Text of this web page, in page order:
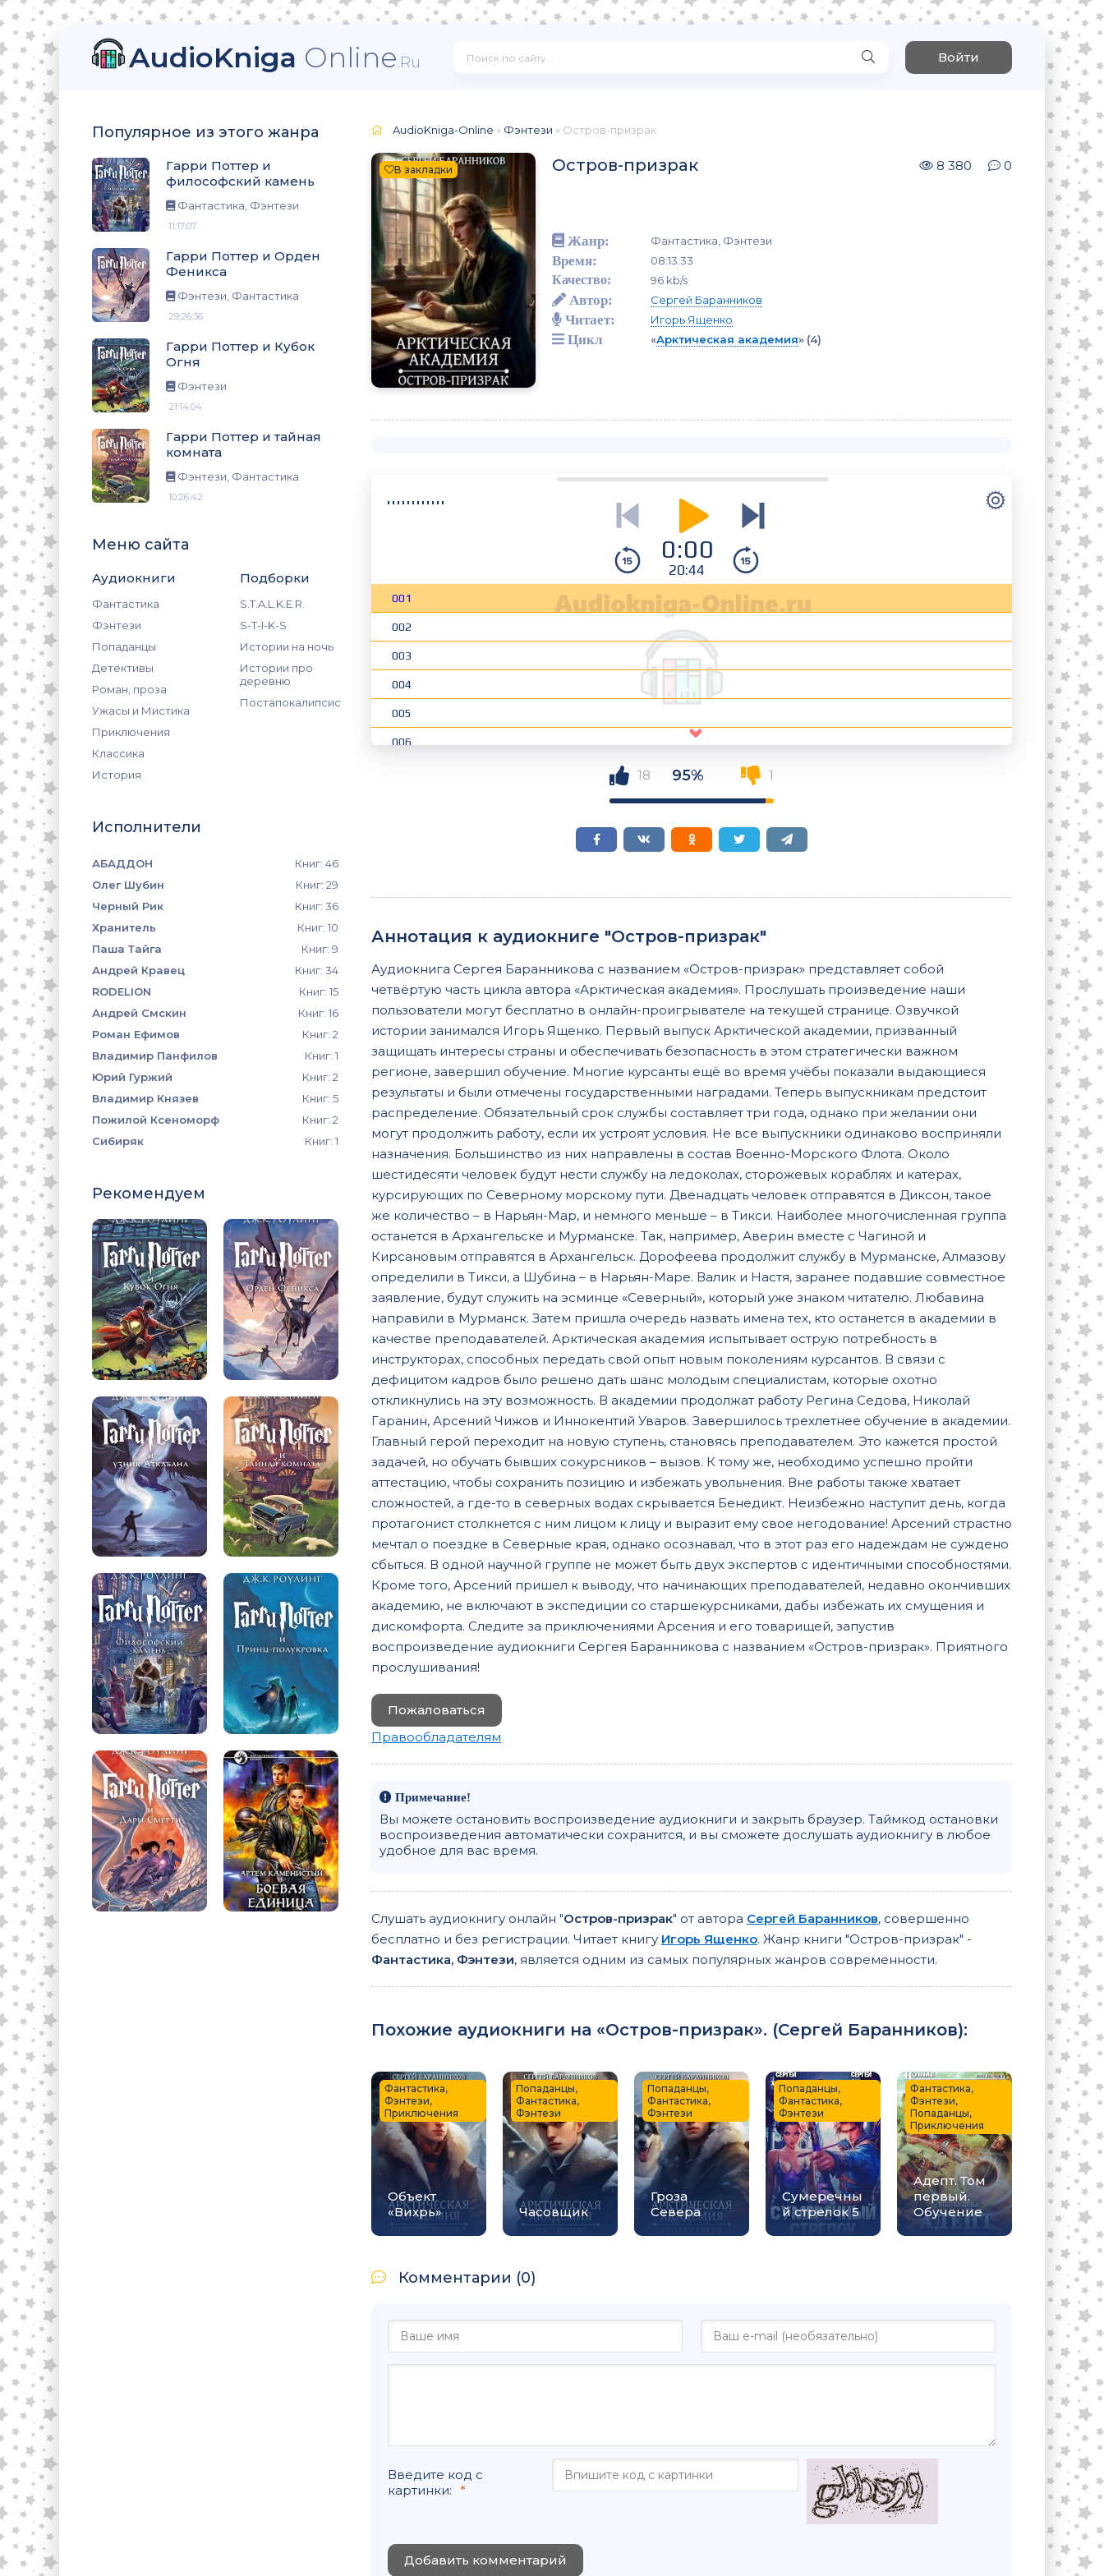
AudioKniga Online.Ru Войти
Популярное из этого жанра
Гарри Поттер и
философский камень
Фантастика, Фэнтези
11:17:07
Гарри Поттер и Орден
Феникса
Фэнтези, Фантастика
29:26:36
Гарри Поттер и Кубок
Огня
Фэнтези
21:14:04
Гарри Поттер и тайная
комната
Фэнтези, Фантастика
10:26:42
Меню сайта
Аудиокниги
Фантастика
Фэнтези
Попаданцы
Детективы
Роман, проза
Ужасы и Мистика
Приключения
Классика
История
Подборки
S.T.A.L.K.E.R.
S-T-I-K-S
Истории на ночь
Истории про
деревню
Постапокалипсис
Исполнители
АБАДДОН
Книг: 46
Олег Шубин
Книг: 29
Черный Рик
Книг: 36
Хранитель
Книг: 10
Паша Тайга
Книг: 9
Андрей Кравец
Книг: 34
RODELION
Книг: 15
Андрей Смскин
Книг: 16
Роман Ефимов
Книг: 2
Владимир Панфилов
Книг: 1
Юрий Гуржий
Книг: 2
Владимир Князев
Книг: 5
Пожилой Ксеноморф
Книг: 2
Сибиряк
Книг: 1
Рекомендуем
AudioKniga-Online » Фэнтези » Остров-призрак
В закладки Остров-призрак 8 380 0
Жанр: Фантастика, Фэнтези
Время:
08:13:33
Качество:
96 kb/s
Автор: Сергей Баранников
Читает: Игорь Ященко
Цикл «Арктическая академия» (4)
0:00
20:44
001
002
003
004
005
006
013
014
015
016
017
019
020
021
18 95% 1
Аннотация к аудиокниге "Остров-призрак"
Аудиокнига Сергея Баранникова с названием «Остров-призрак» представляет собой
четвёртую часть цикла автора «Арктическая академия». Прослушать произведение наши
пользователи могут бесплатно в онлайн-проигрывателе на текущей странице. Озвучкой
истории занимался Игорь Ященко. Первый выпуск Арктической академии, призванный
защищать интересы страны и обеспечивать безопасность в этом стратегически важном
регионе, завершил обучение. Многие курсанты ещё во время учёбы показали выдающиеся
результаты и были отмечены государственными наградами. Теперь выпускникам предстоит
распределение. Обязательный срок службы составляет три года, однако при желании они
могут продолжить работу, если их устроят условия. Не все выпускники одинаково восприняли
назначения. Большинство из них направлены в состав Военно-Морского Флота. Около
шестидесяти человек будут нести службу на ледоколах, сторожевых кораблях и катерах,
курсирующих по Северному морскому пути. Двенадцать человек отправятся в Диксон, такое
же количество – в Нарьян-Мар, и немного меньше – в Тикси. Наиболее многочисленная группа
останется в Архангельске и Мурманске. Так, например, Аверин вместе с Чагиной и
Кирсановым отправятся в Архангельск. Дорофеева продолжит службу в Мурманске, Алмазову
определили в Тикси, а Шубина – в Нарьян-Маре. Валик и Настя, заранее подавшие совместное
заявление, будут служить на эсминце «Северный», который уже знаком читателю. Любавина
направили в Мурманск. Затем пришла очередь назвать имена тех, кто останется в академии в
качестве преподавателей. Арктическая академия испытывает острую потребность в
инструкторах, способных передать свой опыт новым поколениям курсантов. В связи с
дефицитом кадров было решено дать шанс молодым специалистам, которые охотно
откликнулись на эту возможность. В академии продолжат работу Регина Седова, Николай
Гаранин, Арсений Чижов и Иннокентий Уваров. Завершилось трехлетнее обучение в академии.
Главный герой переходит на новую ступень, становясь преподавателем. Это кажется простой
задачей, но обучать бывших сокурсников – вызов. К тому же, необходимо успешно пройти
аттестацию, чтобы сохранить позицию и избежать увольнения. Вне работы также хватает
сложностей, а где-то в северных водах скрывается Бенедикт. Неизбежно наступит день, когда
протагонист столкнется с ним лицом к лицу и выразит ему свое негодование! Арсений страстно
мечтал о поездке в Северные края, однако осознавал, что в этот раз его надеждам не суждено
сбыться. В одной научной группе не может быть двух экспертов с идентичными способностями.
Кроме того, Арсений пришел к выводу, что начинающих преподавателей, недавно окончивших
академию, не включают в экспедиции со старшекурсниками, дабы избежать их смущения и
дискомфорта. Следите за приключениями Арсения и его товарищей, запустив
воспроизведение аудиокниги Сергея Баранникова с названием «Остров-призрак». Приятного
прослушивания!
Пожаловаться
Правообладателям
Примечание!
Вы можете остановить воспроизведение аудиокниги и закрыть браузер. Таймкод остановки
воспроизведения автоматически сохранится, и вы сможете дослушать аудиокнигу в любое
удобное для вас время.
Слушать аудиокнигу онлайн "Остров-призрак" от автора Сергей Баранников, совершенно
бесплатно и без регистрации. Читает книгу Игорь Ященко. Жанр книги "Остров-призрак" -
Фантастика, Фэнтези, является одним из самых популярных жанров современности.
Похожие аудиокниги на «Остров-призрак». (Сергей Баранников):
Объект
«Вихрь»
Фантастика,
Фэнтези,
Приключения
Часовщик
Попаданцы,
Фантастика,
Фэнтези
Гроза
Севера
Попаданцы,
Фантастика,
Фэнтези
Сумеречны
й стрелок 5
Попаданцы,
Фантастика,
Фэнтези
Адепт. Том
первый.
Обучение
Фантастика,
Фэнтези,
Попаданцы,
Приключения
Комментарии (0)
Введите код с
картинки:
Добавить комментарий
камень